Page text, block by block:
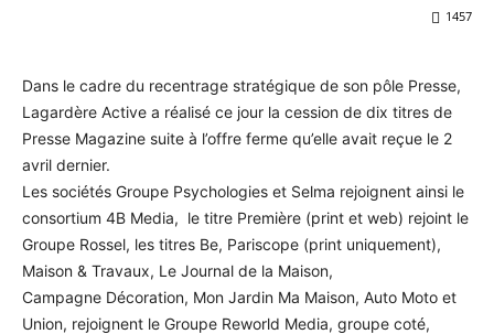
1457
Dans le cadre du recentrage stratégique de son pôle Presse,
Lagardère Active a réalisé ce jour la cession de dix titres de
Presse Magazine suite à l’offre ferme qu’elle avait reçue le 2
avril dernier.
Les sociétés Groupe Psychologies et Selma rejoignent ainsi le
consortium 4B Media, le titre Première (print et web) rejoint le
Groupe Rossel, les titres Be, Pariscope (print uniquement),
Maison & Travaux, Le Journal de la Maison,
Campagne Décoration, Mon Jardin Ma Maison, Auto Moto et
Union, rejoignent le Groupe Reworld Media, groupe coté,